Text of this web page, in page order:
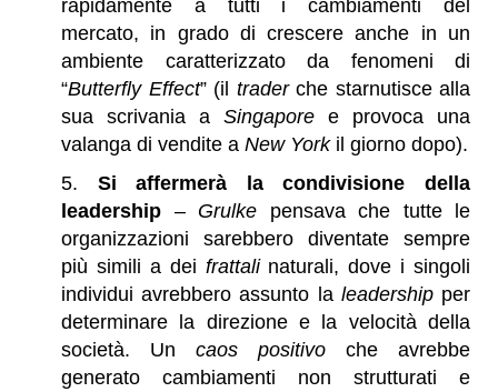
rapidamente a tutti i cambiamenti del
mercato, in grado di crescere anche in un
ambiente caratterizzato da fenomeni di
“Butterfly Effect” (il traderche starnutisce alla
sua scrivania a Singapore e provoca una
valanga di vendite a New Yorkil giorno dopo).
Si affermerà la condivisione della
leadership – Grulke pensava che tutte le
organizzazioni sarebbero diventate sempre
più simili a dei frattali naturali, dove i singoli
individui avrebbero assunto la leadershipper
determinare la direzione e la velocità della
società. Un caos positivo che avrebbe
generato cambiamenti non strutturati e